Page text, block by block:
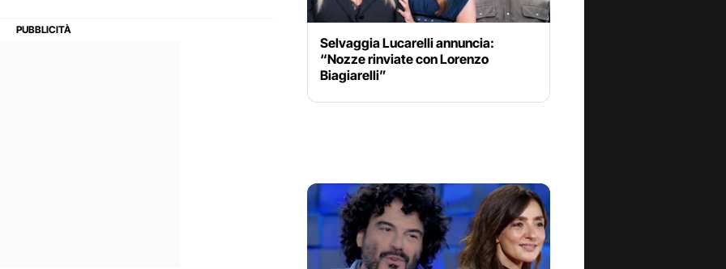
Selvaggia Lucarelli annuncia:
“Nozze rinviate con Lorenzo
Biagiarelli”